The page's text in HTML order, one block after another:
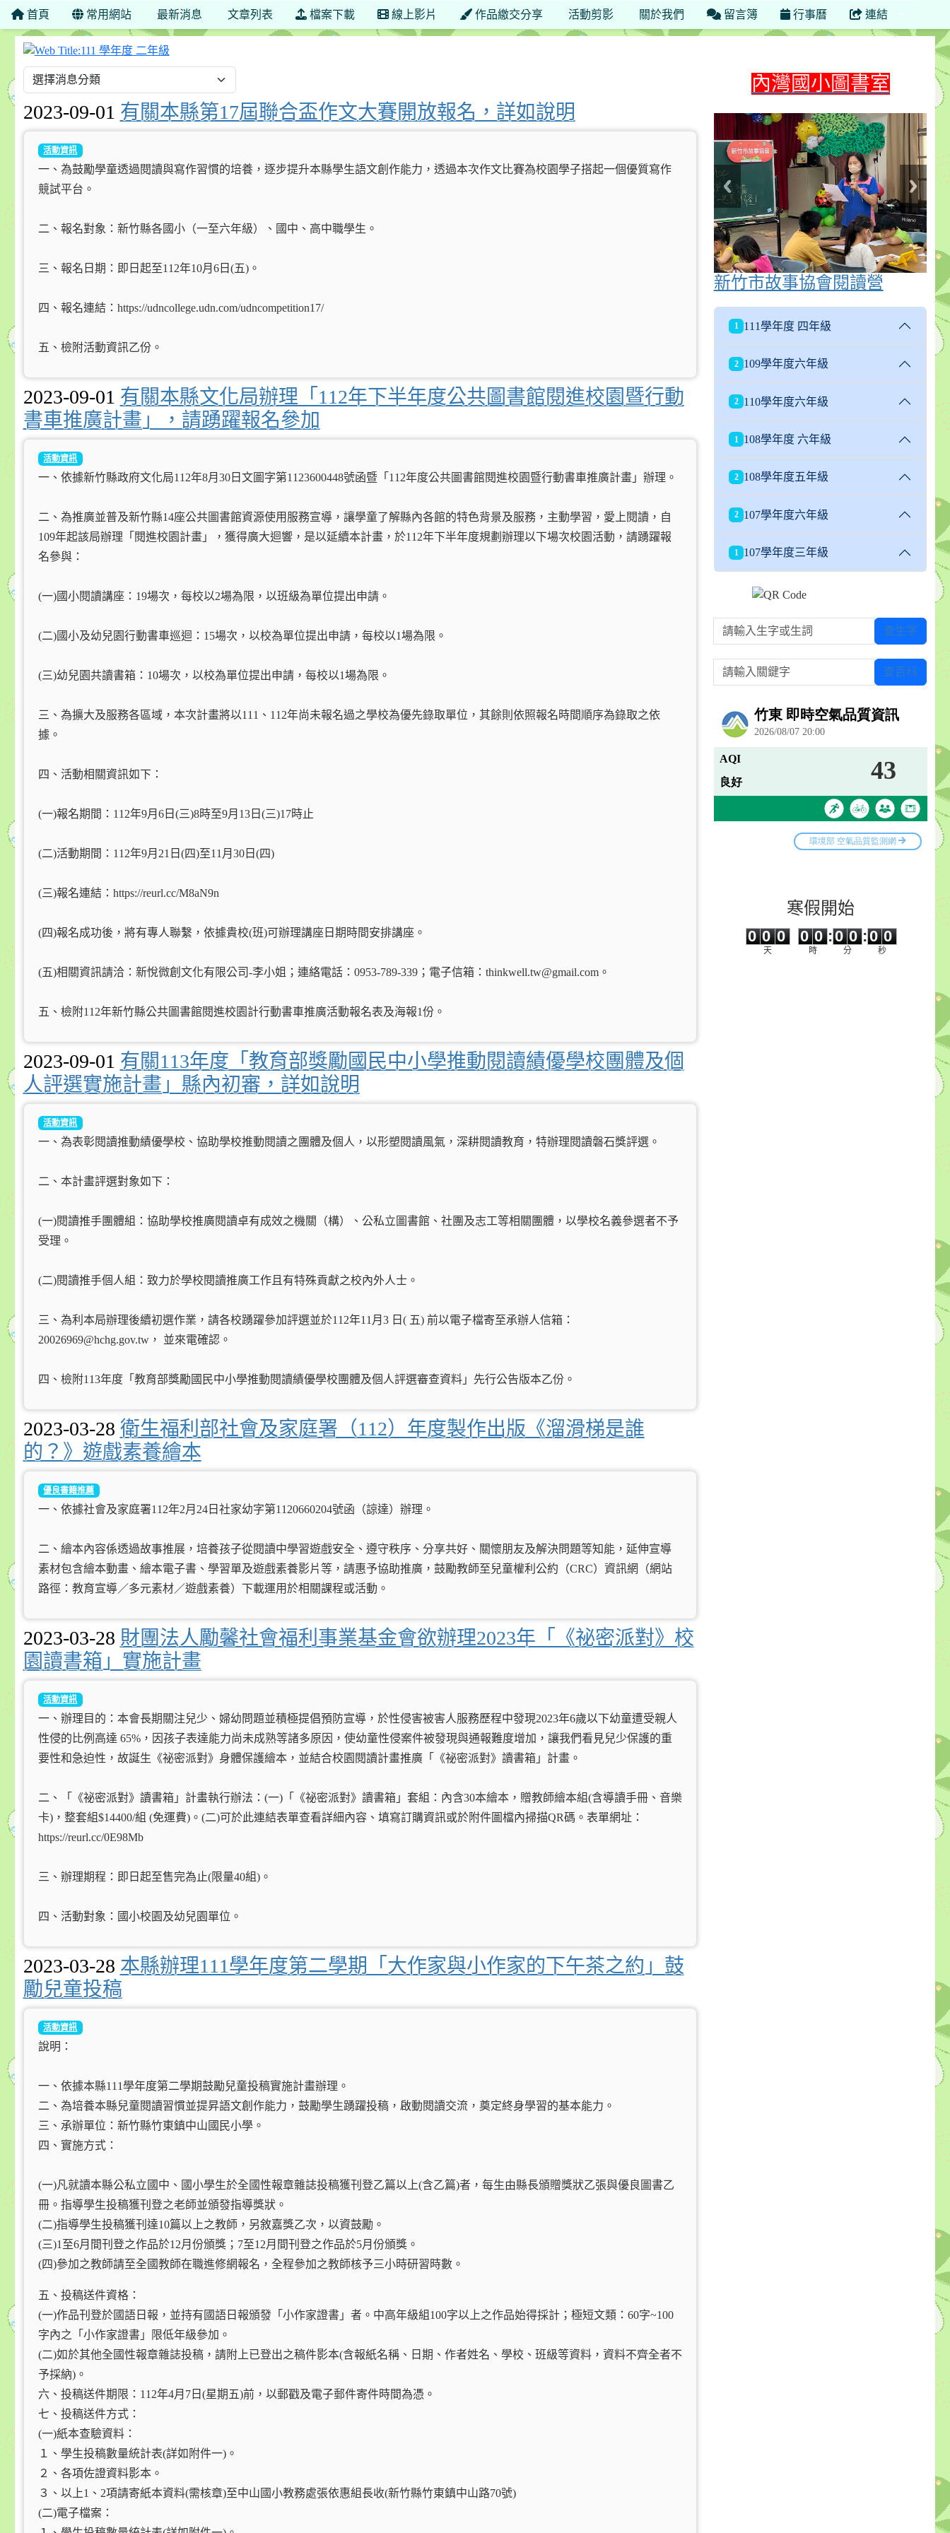
首頁 常用網站 最新消息 文章列表 檔案下載 線上影片 作品繳交分享 活動剪影 關於我們 留言簿 行事曆 連結
111 學年度 二年級
2023-09-01 有關本縣第17屆聯合盃作文大賽開放報名，詳如說明
活動資訊
一、為鼓勵學童透過閱讀與寫作習慣的培養，逐步提升本縣學生語文創作能力，透過本次作文比賽為校園學子搭起一個優質寫作
競試平台。
二、報名對象：新竹縣各國小（一至六年級）、國中、高中職學生。
三、報名日期：即日起至112年10月6日(五)。
四、報名連結：https://udncollege.udn.com/udncompetition17/
五、檢附活動資訊乙份。
2023-09-01 有關本縣文化局辦理「112年下半年度公共圖書館閱進校園暨行動
書車推廣計畫」，請踴躍報名參加
活動資訊
一、依據新竹縣政府文化局112年8月30日文圖字第1123600448號函暨「112年度公共圖書館閱進校園暨行動書車推廣計畫」辦理。
二、為推廣並普及新竹縣14座公共圖書館資源使用服務宣導，讓學童了解縣內各館的特色背景及服務，主動學習，愛上閱讀，自
109年起該局辦理「閱進校園計畫」，獲得廣大迴響，是以延續本計畫，於112年下半年度規劃辦理以下場次校園活動，請踴躍報
名參與：
(一)國小閱讀講座：19場次，每校以2場為限，以班級為單位提出申請。
(二)國小及幼兒園行動書車巡迴：15場次，以校為單位提出申請，每校以1場為限。
(三)幼兒園共讀書箱：10場次，以校為單位提出申請，每校以1場為限。
三、為擴大及服務各區域，本次計畫將以111、112年尚未報名過之學校為優先錄取單位，其餘則依照報名時間順序為錄取之依
據。
四、活動相關資訊如下：
(一)報名期間：112年9月6日(三)8時至9月13日(三)17時止
(二)活動期間：112年9月21日(四)至11月30日(四)
(三)報名連結：https://reurl.cc/M8aN9n
(四)報名成功後，將有專人聯繫，依據貴校(班)可辦理講座日期時間安排講座。
(五)相關資訊請洽：新悅微創文化有限公司-李小姐；連絡電話：0953-789-339；電子信箱：thinkwell.tw@gmail.com。
五、檢附112年新竹縣公共圖書館閱進校園計行動書車推廣活動報名表及海報1份。
2023-09-01 有關113年度「教育部獎勵國民中小學推動閱讀績優學校團體及個
人評選實施計畫」縣內初審，詳如說明
活動資訊
一、為表彰閱讀推動績優學校、協助學校推動閱讀之團體及個人，以形塑閱讀風氣，深耕閱讀教育，特辦理閱讀磐石獎評選。
二、本計畫評選對象如下：
(一)閱讀推手團體組：協助學校推廣閱讀卓有成效之機關（構）、公私立圖書館、社團及志工等相關團體，以學校名義參選者不予
受理。
(二)閱讀推手個人組：致力於學校閱讀推廣工作且有特殊貢獻之校內外人士。
三、為利本局辦理後續初選作業，請各校踴躍參加評選並於112年11月3 日( 五) 前以電子檔寄至承辦人信箱：
20026969@hchg.gov.tw， 並來電確認。
四、檢附113年度「教育部獎勵國民中小學推動閱讀績優學校團體及個人評選審查資料」先行公告版本乙份。
2023-03-28 衛生福利部社會及家庭署（112）年度製作出版《溜滑梯是誰
的？》遊戲素養繪本
優良書籍推薦
一、依據社會及家庭署112年2月24日社家幼字第1120660204號函（諒達）辦理。
二、繪本內容係透過故事推展，培養孩子從閱讀中學習遊戲安全、遵守秩序、分享共好、關懷朋友及解決問題等知能，延伸宣導
素材包含繪本動畫、繪本電子書、學習單及遊戲素養影片等，請惠予協助推廣，鼓勵教師至兒童權利公約（CRC）資訊網（網站
路徑：教育宣導／多元素材／遊戲素養）下載運用於相關課程或活動。
2023-03-28 財團法人勵馨社會福利事業基金會欲辦理2023年「《祕密派對》校
園讀書箱」實施計畫
活動資訊
一、辦理目的：本會長期關注兒少、婦幼問題並積極提倡預防宣導，於性侵害被害人服務歷程中發現2023年6歲以下幼童遭受親人
性侵的比例高達 65%，因孩子表達能力尚未成熟等諸多原因，使幼童性侵案件被發現與通報難度增加，讓我們看見兒少保護的重
要性和急迫性，故誕生《祕密派對》身體保護繪本，並結合校園閱讀計畫推廣「《祕密派對》讀書箱」計畫。
二、「《祕密派對》讀書箱」計畫執行辦法：(一)「《祕密派對》讀書箱」套組：內含30本繪本，贈教師繪本組(含導讀手冊、音樂
卡)，整套組$14400/組 (免運費)。(二)可於此連結表單查看詳細內容、填寫訂購資訊或於附件圖檔內掃描QR碼。表單網址：
https://reurl.cc/0E98Mb
三、辦理期程：即日起至售完為止(限量40組)。
四、活動對象：國小校園及幼兒園單位。
2023-03-28 本縣辦理111學年度第二學期「大作家與小作家的下午茶之約」鼓
勵兒童投稿
活動資訊
說明：
一、依據本縣111學年度第二學期鼓勵兒童投稿實施計畫辦理。
二、為培養本縣兒童閱讀習慣並提昇語文創作能力，鼓勵學生踴躍投稿，啟動閱讀交流，奠定終身學習的基本能力。
三、承辦單位：新竹縣竹東鎮中山國民小學。
四、實施方式：
(一)凡就讀本縣公私立國中、國小學生於全國性報章雜誌投稿獲刊登乙篇以上(含乙篇)者，每生由縣長頒贈獎狀乙張與優良圖書乙
冊。指導學生投稿獲刊登之老師並頒發指導獎狀。
(二)指導學生投稿獲刊達10篇以上之教師，另敘嘉獎乙次，以資鼓勵。
(三)1至6月間刊登之作品於12月份頒獎；7至12月間刊登之作品於5月份頒獎。
(四)參加之教師請至全國教師在職進修網報名，全程參加之教師核予三小時研習時數。
五、投稿送件資格：
(一)作品刊登於國語日報，並持有國語日報頒發「小作家證書」者。中高年級組100字以上之作品始得採計；極短文類：60字~100
字內之「小作家證書」限低年級參加。
(二)如於其他全國性報章雜誌投稿，請附上已登出之稿件影本(含報紙名稱、日期、作者姓名、學校、班級等資料，資料不齊全者不
予採納)。
六、投稿送件期限：112年4月7日(星期五)前，以郵戳及電子郵件寄件時間為憑。
七、投稿送件方式：
(一)紙本查驗資料：
１、學生投稿數量統計表(詳如附件一)。
２、各項佐證資料影本。
３、以上1、2項請寄紙本資料(需核章)至中山國小教務處張依惠組長收(新竹縣竹東鎮中山路70號)
(二)電子檔案：
內灣國小圖書室
新竹市故事協會閱讀營
1 111學年度 四年級
2 109學年度六年級
2 110學年度六年級
1 108學年度 六年級
2 108學年度五年級
2 107學年度六年級
1 107學年度三年級
請輸入生字或生詞 查生字
請輸入關鍵字 查百科
寒假開始
0 0 0
天
0
0
0
0
時
:
0
0
0
0
分
:0 0
秒